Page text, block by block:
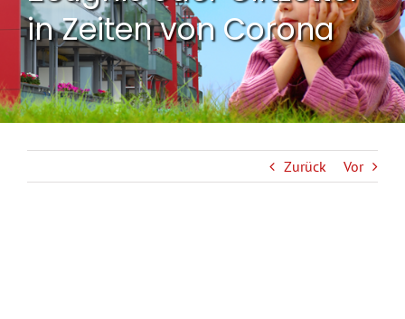
in Zeiten von Corona
Zurück Vor